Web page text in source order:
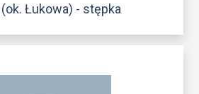
Łukowa) - stępka